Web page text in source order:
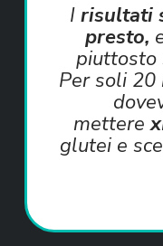
I risultati
presto,
piuttosto
Per soli 20
mettere
glutei e